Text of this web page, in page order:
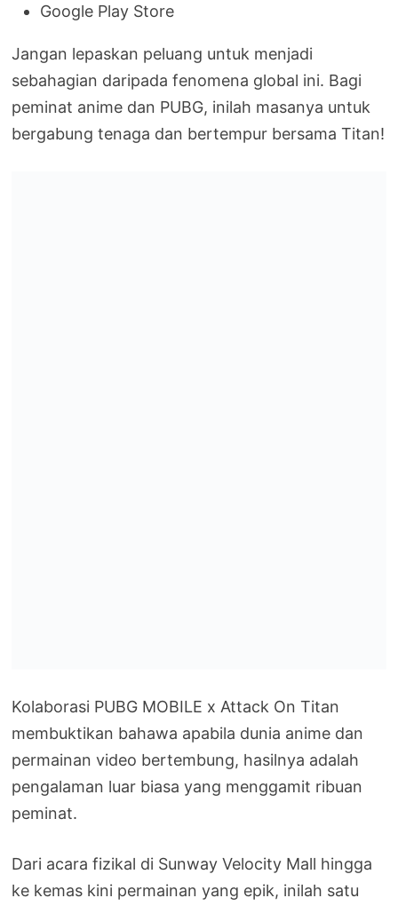
Google Play Store
Jangan lepaskan peluang untuk menjadi
sebahagian daripada fenomena global ini. Bagi
peminat anime dan PUBG, inilah masanya untuk
bergabung tenaga dan bertempur bersama Titan!
Kolaborasi PUBG MOBILE x Attack On Titan
membuktikan bahawa apabila dunia anime dan
permainan video bertembung, hasilnya adalah
pengalaman luar biasa yang menggamit ribuan
peminat.
Dari acara fizikal di Sunway Velocity Mall hingga
ke kemas kini permainan yang epik, inilah satu